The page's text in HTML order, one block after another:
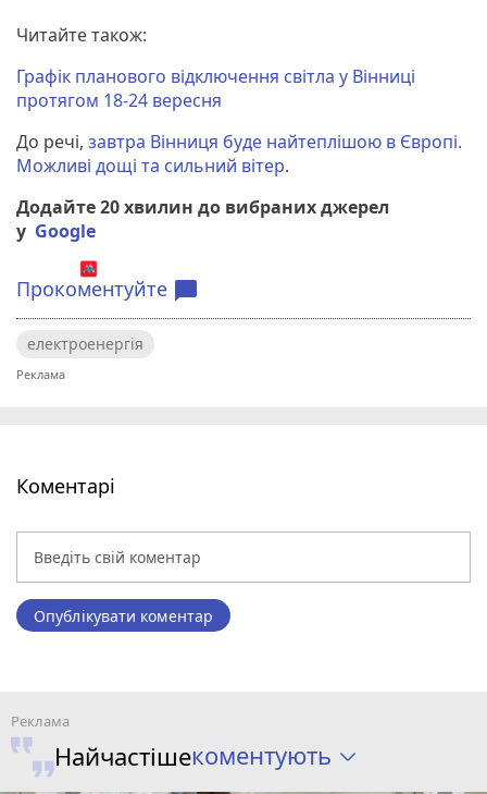
Читайте також:
Графік планового відключення світла у Вінниці
протягом 18-24 вересня
До речі, завтра Вінниця буде найтеплішою в Європі.
Можливі дощі та сильний вітер.
Додайте 20 хвилин до вибраних джерел
у Google
Прокоментуйте chat_bubble
електроенергія
Коментарі
Опублікувати коментар
Найчастішекоментують